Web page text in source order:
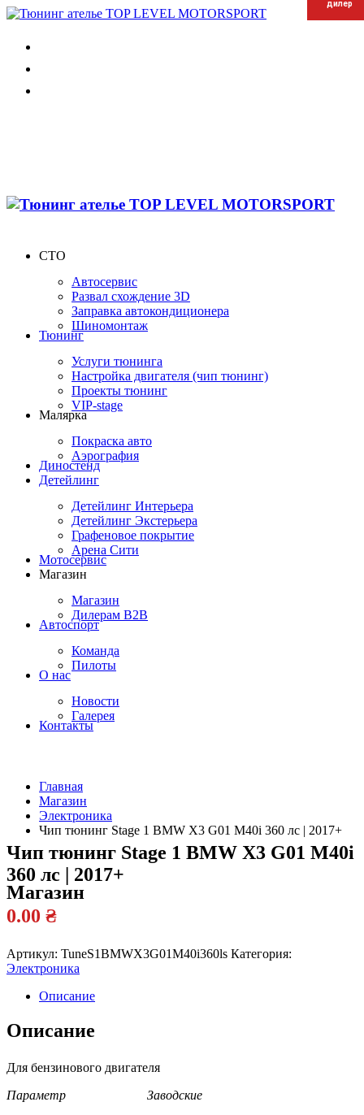
СТО
Автосервис
Развал схождение 3D
Заправка автокондиционера
Шиномонтаж
Тюнинг
Услуги тюнинга
Настройка двигателя (чип тюнинг)
Проекты тюнинг
VIP-stage
Малярка
Покраска авто
Аэрография
Диностенд
Детейлинг
Детейлинг Интерьера
Детейлинг Экстерьера
Графеновое покрытие
Арена Сити
Мотосервис
Магазин
Магазин
Дилерам B2B
Автоспорт
Команда
Пилоты
О нас
Новости
Галерея
Контакты
Главная
Магазин
Электроника
Чип тюнинг Stage 1 BMW X3 G01 M40i 360 лс | 2017+
Магазин
Чип тюнинг Stage 1 BMW X3 G01 M40i
360 лс | 2017+
0.00 ₴
Артикул: TuneS1BMWX3G01M40i360ls Категория:
Электроника
Описание
Описание
Для бензинового двигателя
Параметр Заводские
дилер
дилер
дилер